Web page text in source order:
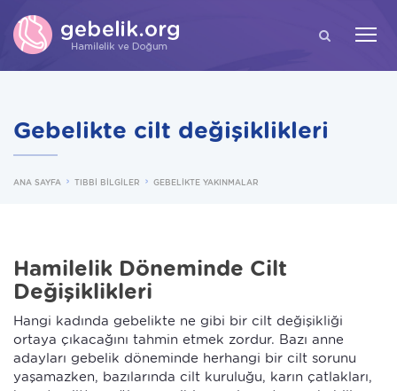
ARA
Gebelikte cilt değişiklikleri
ANA SAYFA TIBBİ BİLGİLER GEBELİKTE YAKINMALAR
Hamilelik Döneminde Cilt
Değişiklikleri
Hangi kadında gebelikte ne gibi bir cilt değişikliği
ortaya çıkacağını tahmin etmek zordur. Bazı anne
adayları gebelik döneminde herhangi bir cilt sorunu
yaşamazken, bazılarında cilt kuruluğu, karın çatlakları,